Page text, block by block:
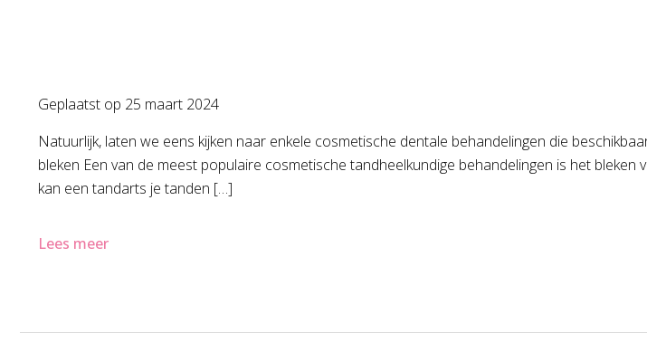
Geplaatst op 25 maart 2024
Natuurlijk, laten we eens kijken naar enkele cosmetische dentale behandelingen die
bleken Een van de meest populaire cosmetische tandheelkundige behandelingen is het
kan een tandarts je tanden […]
Lees meer